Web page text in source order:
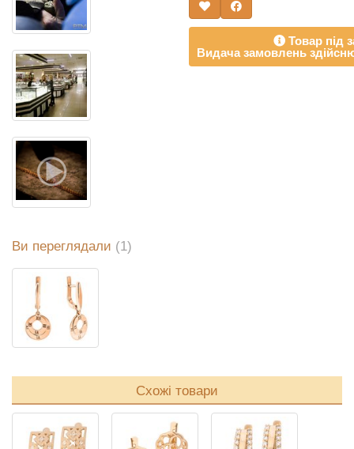
Товар під
Видача замовлень
Ви переглядали (1)
Схожі товари